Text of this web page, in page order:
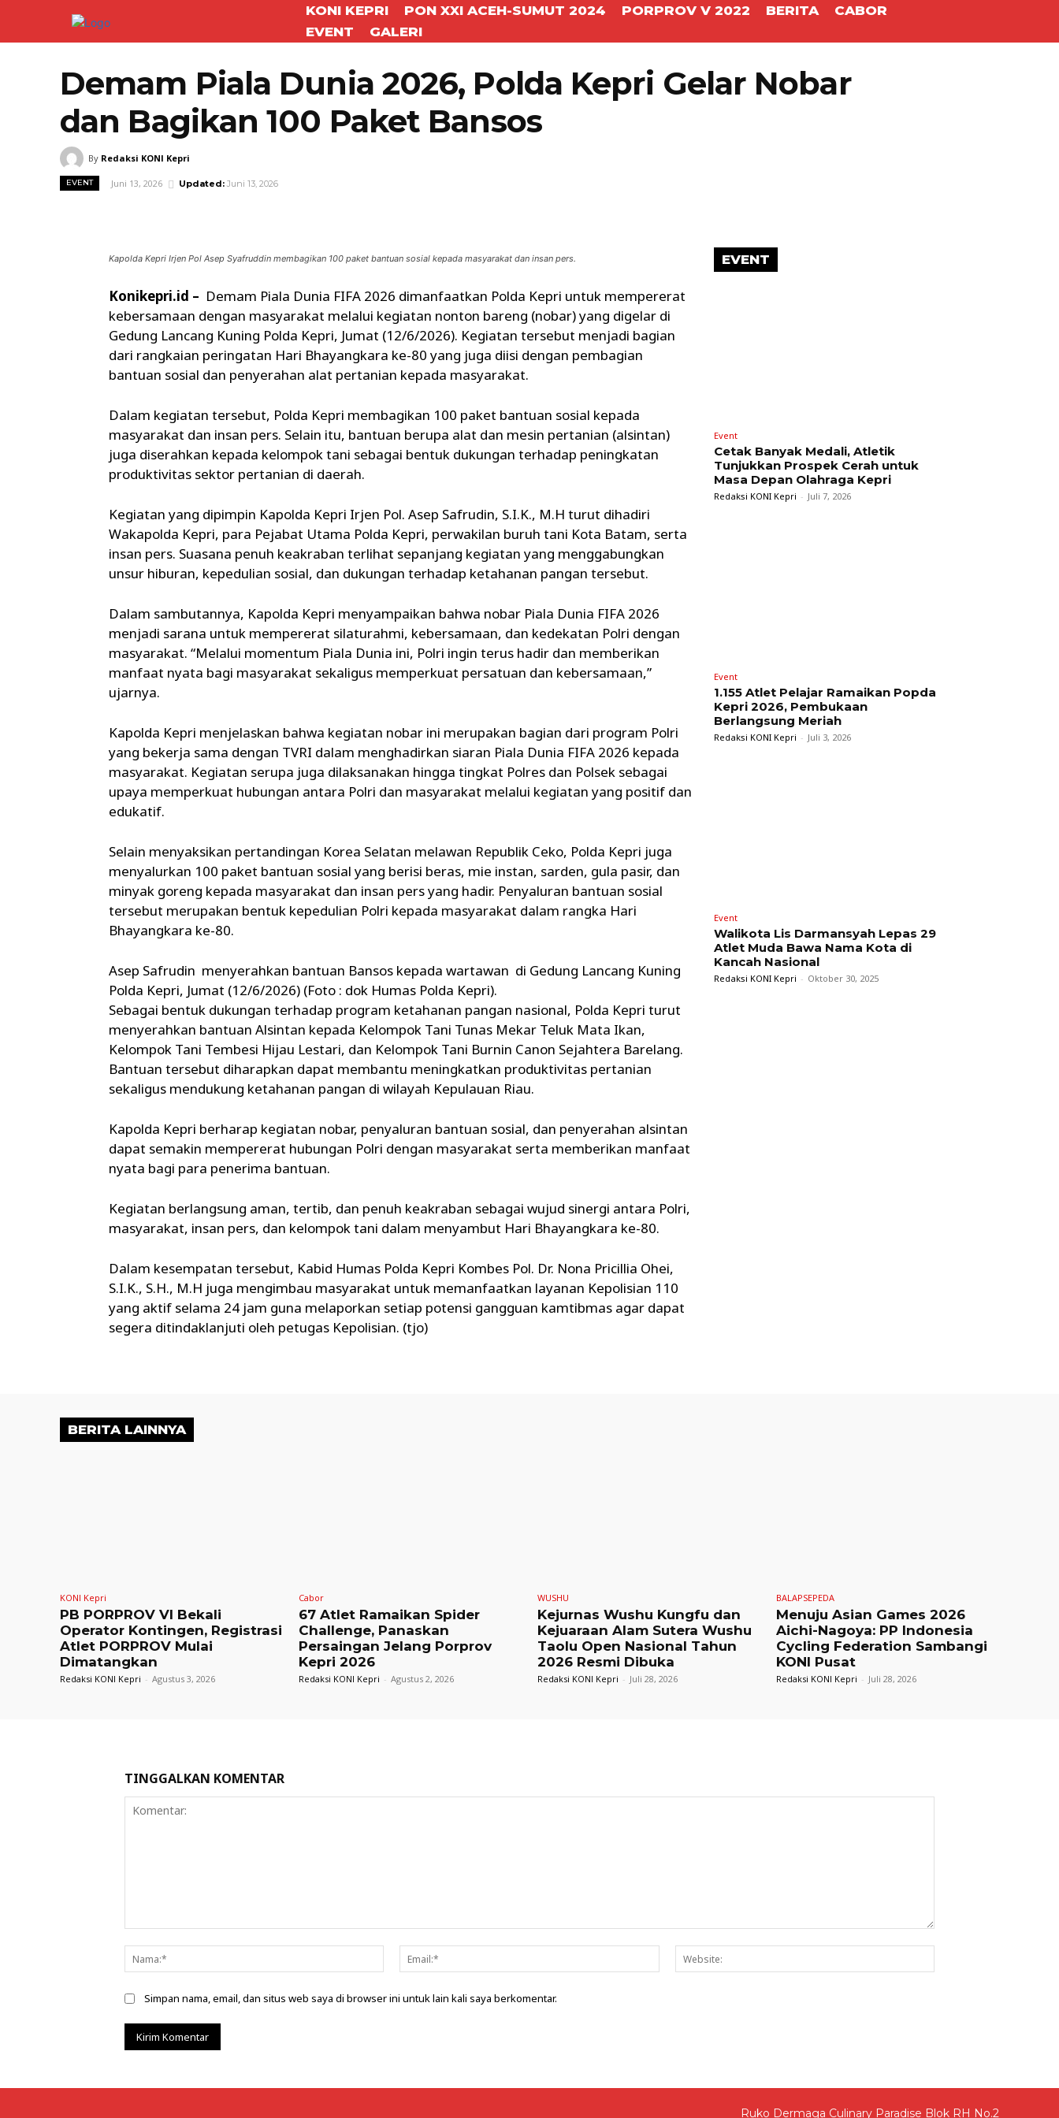
KONI KEPRI PON XXI ACEH-SUMUT 2024 PORPROV V 2022 BERITA
CABOR
EVENT
GALERI
Demam Piala Dunia 2026, Polda Kepri Gelar Nobar
dan Bagikan 100 Paket Bansos
By Redaksi KONI Kepri
EVENT Juni 13, 2026 Updated: Juni 13, 2026
Kapolda Kepri Irjen Pol Asep Syafruddin membagikan 100 paket bantuan sosial kepada masyarakat dan insan pers.
Konikepri.id – Demam Piala Dunia FIFA 2026 dimanfaatkan Polda Kepri untuk mempererat
kebersamaan dengan masyarakat melalui kegiatan nonton bareng (nobar) yang digelar di
Gedung Lancang Kuning Polda Kepri, Jumat (12/6/2026). Kegiatan tersebut menjadi bagian
dari rangkaian peringatan Hari Bhayangkara ke-80 yang juga diisi dengan pembagian
bantuan sosial dan penyerahan alat pertanian kepada masyarakat.
Dalam kegiatan tersebut, Polda Kepri membagikan 100 paket bantuan sosial kepada
masyarakat dan insan pers. Selain itu, bantuan berupa alat dan mesin pertanian (alsintan)
juga diserahkan kepada kelompok tani sebagai bentuk dukungan terhadap peningkatan
produktivitas sektor pertanian di daerah.
Kegiatan yang dipimpin Kapolda Kepri Irjen Pol. Asep Safrudin, S.I.K., M.H turut dihadiri
Wakapolda Kepri, para Pejabat Utama Polda Kepri, perwakilan buruh tani Kota Batam, serta
insan pers. Suasana penuh keakraban terlihat sepanjang kegiatan yang menggabungkan
unsur hiburan, kepedulian sosial, dan dukungan terhadap ketahanan pangan tersebut.
Dalam sambutannya, Kapolda Kepri menyampaikan bahwa nobar Piala Dunia FIFA 2026
menjadi sarana untuk mempererat silaturahmi, kebersamaan, dan kedekatan Polri dengan
masyarakat. “Melalui momentum Piala Dunia ini, Polri ingin terus hadir dan memberikan
manfaat nyata bagi masyarakat sekaligus memperkuat persatuan dan kebersamaan,”
ujarnya.
Kapolda Kepri menjelaskan bahwa kegiatan nobar ini merupakan bagian dari program Polri
yang bekerja sama dengan TVRI dalam menghadirkan siaran Piala Dunia FIFA 2026 kepada
masyarakat. Kegiatan serupa juga dilaksanakan hingga tingkat Polres dan Polsek sebagai
upaya memperkuat hubungan antara Polri dan masyarakat melalui kegiatan yang positif dan
edukatif.
Selain menyaksikan pertandingan Korea Selatan melawan Republik Ceko, Polda Kepri juga
menyalurkan 100 paket bantuan sosial yang berisi beras, mie instan, sarden, gula pasir, dan
minyak goreng kepada masyarakat dan insan pers yang hadir. Penyaluran bantuan sosial
tersebut merupakan bentuk kepedulian Polri kepada masyarakat dalam rangka Hari
Bhayangkara ke-80.
Asep Safrudin menyerahkan bantuan Bansos kepada wartawan di Gedung Lancang Kuning
Polda Kepri, Jumat (12/6/2026) (Foto : dok Humas Polda Kepri).
Sebagai bentuk dukungan terhadap program ketahanan pangan nasional, Polda Kepri turut
menyerahkan bantuan Alsintan kepada Kelompok Tani Tunas Mekar Teluk Mata Ikan,
Kelompok Tani Tembesi Hijau Lestari, dan Kelompok Tani Burnin Canon Sejahtera Barelang.
Bantuan tersebut diharapkan dapat membantu meningkatkan produktivitas pertanian
sekaligus mendukung ketahanan pangan di wilayah Kepulauan Riau.
Kapolda Kepri berharap kegiatan nobar, penyaluran bantuan sosial, dan penyerahan alsintan
dapat semakin mempererat hubungan Polri dengan masyarakat serta memberikan manfaat
nyata bagi para penerima bantuan.
Kegiatan berlangsung aman, tertib, dan penuh keakraban sebagai wujud sinergi antara Polri,
masyarakat, insan pers, dan kelompok tani dalam menyambut Hari Bhayangkara ke-80.
Dalam kesempatan tersebut, Kabid Humas Polda Kepri Kombes Pol. Dr. Nona Pricillia Ohei,
S.I.K., S.H., M.H juga mengimbau masyarakat untuk memanfaatkan layanan Kepolisian 110
yang aktif selama 24 jam guna melaporkan setiap potensi gangguan kamtibmas agar dapat
segera ditindaklanjuti oleh petugas Kepolisian. (tjo)
EVENT
Event
Cetak Banyak Medali, Atletik
Tunjukkan Prospek Cerah untuk
Masa Depan Olahraga Kepri
Redaksi KONI Kepri - Juli 7, 2026
Event
1.155 Atlet Pelajar Ramaikan Popda
Kepri 2026, Pembukaan
Berlangsung Meriah
Redaksi KONI Kepri - Juli 3, 2026
Event
Walikota Lis Darmansyah Lepas 29
Atlet Muda Bawa Nama Kota di
Kancah Nasional
Redaksi KONI Kepri - Oktober 30, 2025
BERITA LAINNYA
KONI Kepri
PB PORPROV VI Bekali
Operator Kontingen, Registrasi
Atlet PORPROV Mulai
Dimatangkan
Redaksi KONI Kepri - Agustus 3, 2026
Cabor
67 Atlet Ramaikan Spider
Challenge, Panaskan
Persaingan Jelang Porprov
Kepri 2026
Redaksi KONI Kepri - Agustus 2, 2026
WUSHU
Kejurnas Wushu Kungfu dan
Kejuaraan Alam Sutera Wushu
Taolu Open Nasional Tahun
2026 Resmi Dibuka
Redaksi KONI Kepri - Juli 28, 2026
BALAPSEPEDA
Menuju Asian Games 2026
Aichi-Nagoya: PP Indonesia
Cycling Federation Sambangi
KONI Pusat
Redaksi KONI Kepri - Juli 28, 2026
TINGGALKAN KOMENTAR
Nama:*
Email:*
Simpan nama, email, dan situs web saya di browser ini untuk lain kali saya berkomentar.
Ruko Dermaga Culinary Paradise Blok RH No.2